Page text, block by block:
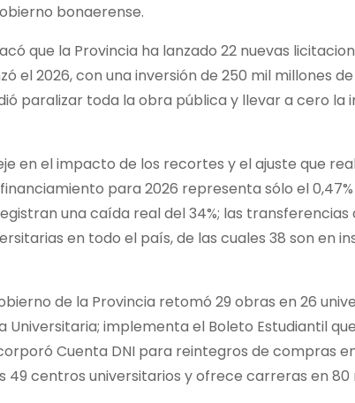
bonaerense.
que la Provincia ha lanzado 22 nuevas
el 2026, con una inversión de 250 mil millones
paralizar toda la obra pública y llevar a cero la
en el impacto de los recortes y el ajuste que
para 2026 representa sólo el
una caída real del 34%; las transferencias
en todo el país, de las cuales 38 son en
de la Provincia retomó 29 obras en 26
implementa el Boleto Estudiantil
Cuenta DNI para reintegros de compras
49 centros universitarios y ofrece carreras en 80